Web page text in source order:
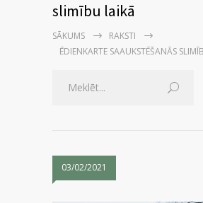
slimību laikā
SĀKUMS
RAKSTI
ĒDIENKARTE SAAUKSTĒŠANĀS
03/02/2021